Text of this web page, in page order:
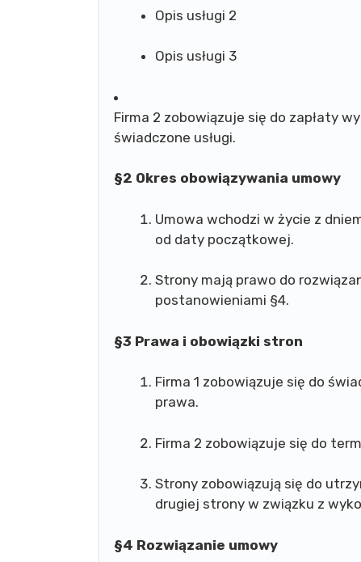
Opis usługi 2
Opis usługi 3
Firma 2 zobowiązuje się do zapłaty
świadczone usługi.
§2 Okres obowiązywania umowy
Umowa wchodzi w życie z
od daty początkowej.
Strony mają prawo do
postanowieniami §4.
§3 Prawa i obowiązki stron
Firma 1 zobowiązuje się do
prawa.
Firma 2 zobowiązuje się do
Strony zobowiązują się do
drugiej strony w związku z
§4 Rozwiązanie umowy